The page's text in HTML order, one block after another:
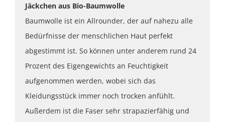
Jäckchen aus Bio-Baumwolle
Baumwolle ist ein Allrounder, der auf nahezu alle
Bedürfnisse der menschlichen Haut perfekt
abgestimmt ist. So können unter anderem rund 24
Prozent des Eigengewichts an Feuchtigkeit
aufgenommen werden, wobei sich das
Kleidungsstück immer noch trocken anfühlt.
Außerdem ist die Faser sehr strapazierfähig und